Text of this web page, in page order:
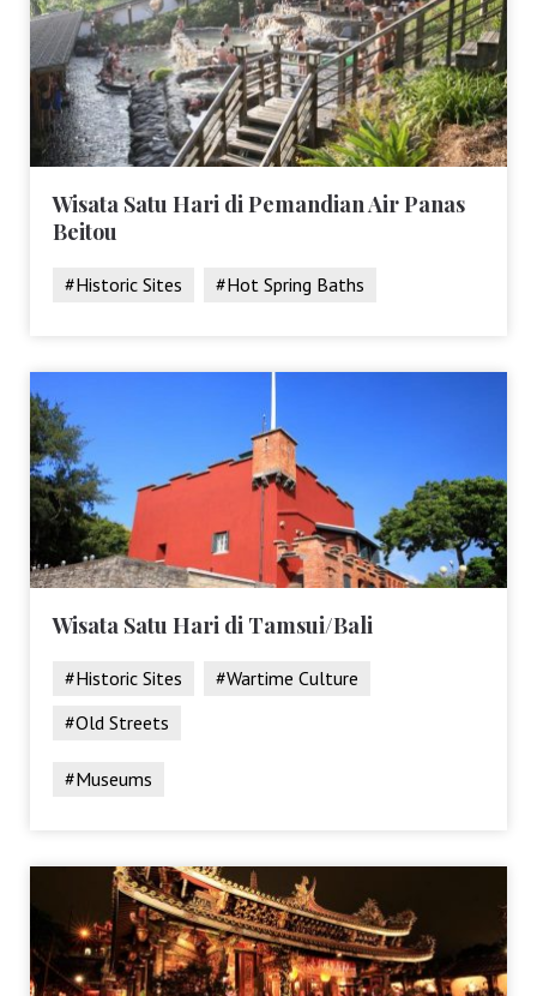
Wisata Satu Hari di Pemandian Air Panas
Beitou
#Historic Sites #Hot Spring Baths
Wisata Satu Hari di Tamsui/Bali
#Historic Sites
#Wartime Culture
#Old Streets
#Museums